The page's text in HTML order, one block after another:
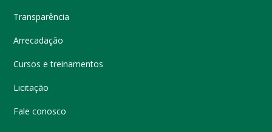
Transparência
Arrecadação
Cursos e treinamentos
Licitação
Fale conosco